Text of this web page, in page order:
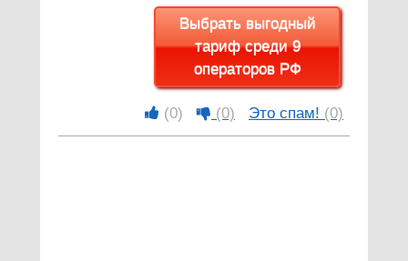
Выбрать выгодный
тариф среди 9
операторов РФ
(0) (0) Это спам! (0)